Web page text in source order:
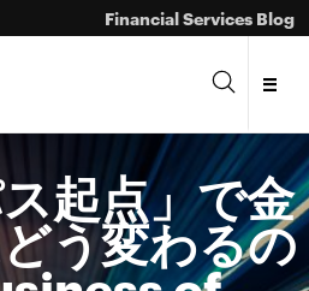
Financial Services Blog
起点」で金
う変わるの